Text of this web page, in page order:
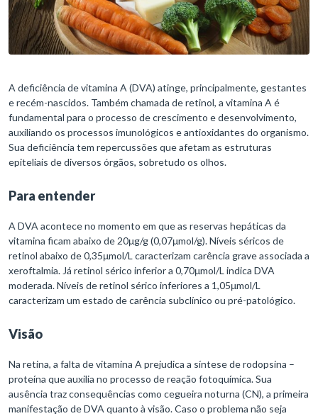
A deficiência de vitamina A (DVA) atinge, principalmente, gestantes
e recém-nascidos. Também chamada de retinol, a vitamina A é
fundamental para o processo de crescimento e desenvolvimento,
auxiliando os processos imunológicos e antioxidantes do organismo.
Sua deficiência tem repercussões que afetam as estruturas
epiteliais de diversos órgãos, sobretudo os olhos.
Para entender
A DVA acontece no momento em que as reservas hepáticas da
vitamina ficam abaixo de 20μg/g (0,07μmol/g). Níveis séricos de
retinol abaixo de 0,35μmol/L caracterizam carência grave associada a
xeroftalmia. Já retinol sérico inferior a 0,70μmol/L indica DVA
moderada. Níveis de retinol sérico inferiores a 1,05μmol/L
caracterizam um estado de carência subclínico ou pré-patológico.
Visão
Na retina, a falta de vitamina A prejudica a síntese de rodopsina –
proteína que auxilia no processo de reação fotoquímica. Sua
ausência traz consequências como cegueira noturna (CN), a primeira
manifestação de DVA quanto à visão. Caso o problema não seja